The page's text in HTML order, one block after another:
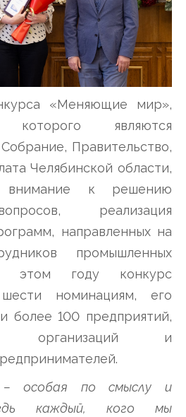
«Меняющие мир»,
которого являются
Правительство,
Челябинской области,
внимание к решению
реализация
направленных на
промышленных
этом году конкурс
номинациям, его
более 100 предприятий,
организаций и
особая по смыслу и
каждый, кого мы